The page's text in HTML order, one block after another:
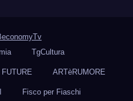
TgCultura
ARTèRUMORE
Fisco per Fiaschi